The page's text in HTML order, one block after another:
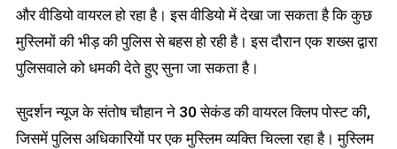
और वीडियो वायरल हो रहा है। इस वीडियो में देखा जा सकता है कि कुछ
मुस्लिमों की भीड़ की पुलिस से बहस हो रही है। इस दौरान एक शख्स द्वारा
पुलिसवाले को धमकी देते हुए सुना जा सकता है।
सुदर्शन न्यूज के संतोष चौहान ने 30 सेकंड की वायरल क्लिप पोस्ट की,
जिसमें पुलिस अधिकारियों पर एक मुस्लिम व्यक्ति चिल्ला रहा है। मुस्लिम